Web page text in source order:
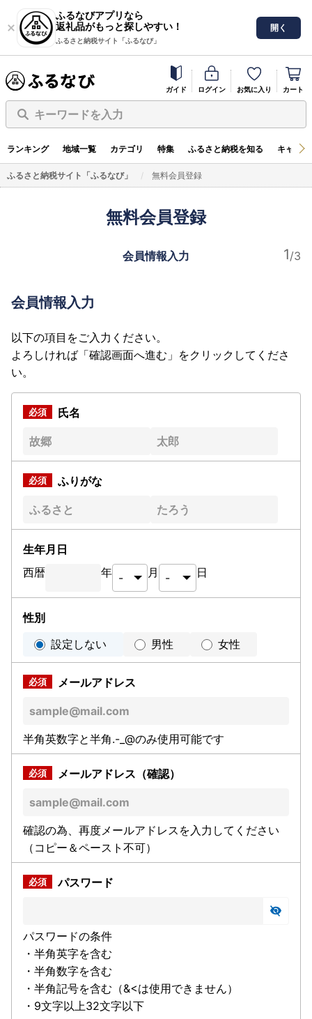
ふるなびアプリなら
返礼品がもっと探しやすい！
ふるさと納税サイト「ふるなび」
開く
ガイド ログイン お気に入り カート
キーワードを入力
ランキング 地域一覧 カテゴリ 特集 ふるさと納税を知る キャン
ふるさと納税サイト「ふるなび」 無料会員登録
無料会員登録
会員情報入力
会員情報入力
以下の項目をご入力ください。
よろしければ「確認画面へ進む」をクリックしてくださ
い。
氏名
ふりがな
生年月日
西暦
年 月 日
性別
設定しない
男性 女性
メールアドレス
半角英数字と半角.-_@のみ使用可能です
メールアドレス（確認）
確認の為、再度メールアドレスを入力してください
（コピー＆ペースト不可）
パスワード
パスワードの条件
・半角英字を含む
・半角数字を含む
・半角記号を含む（&<は使用できません）
・9文字以上32文字以下